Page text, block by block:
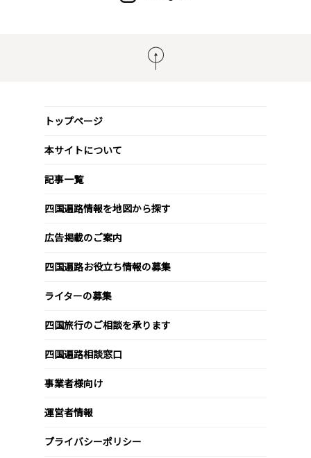
トップページ
本サイトについて
記事一覧
四国遍路情報を地図から探す
広告掲載のご案内
四国遍路お役立ち情報の募集
ライターの募集
四国旅行のご相談を承ります
四国遍路相談窓口
事業者様向け
運営者情報
プライバシーポリシー